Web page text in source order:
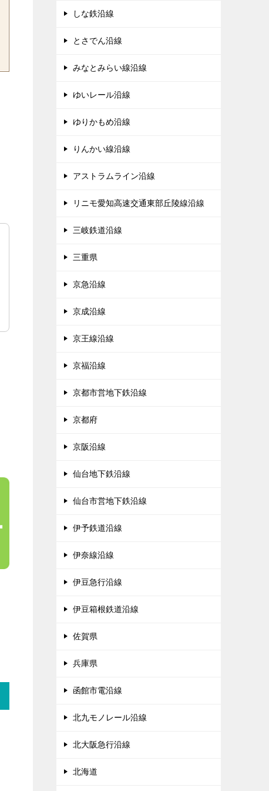
しな鉄沿線
とさでん沿線
みなとみらい線沿線
ゆいレール沿線
ゆりかもめ沿線
りんかい線沿線
アストラムライン沿線
リニモ愛知高速交通東部丘陵線沿線
三岐鉄道沿線
三重県
京急沿線
京成沿線
京王線沿線
京福沿線
京都市営地下鉄沿線
京都府
京阪沿線
仙台地下鉄沿線
仙台市営地下鉄沿線
伊予鉄道沿線
伊奈線沿線
伊豆急行沿線
伊豆箱根鉄道沿線
佐賀県
兵庫県
函館市電沿線
北九モノレール沿線
北大阪急行沿線
北海道